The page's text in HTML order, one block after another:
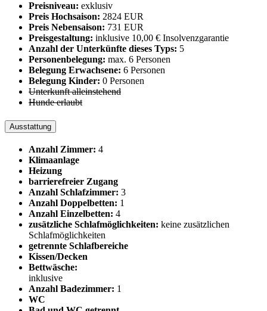
Preisniveau: exklusiv
Preis Hochsaison: 2824 EUR
Preis Nebensaison: 731 EUR
Preisgestaltung: inklusive 10,00 € Insolvenzgarantie
Anzahl der Unterkünfte dieses Typs: 5
Personenbelegung: max. 6 Personen
Belegung Erwachsene: 6 Personen
Belegung Kinder: 0 Personen
Unterkunft alleinstehend
Hunde erlaubt
Ausstattung
Anzahl Zimmer: 4
Klimaanlage
Heizung
barrierefreier Zugang
Anzahl Schlafzimmer: 3
Anzahl Doppelbetten: 1
Anzahl Einzelbetten: 4
zusätzliche Schlafmöglichkeiten: keine zusätzlichen
Schlafmöglichkeiten
getrennte Schlafbereiche
Kissen/Decken
Bettwäsche:
inklusive
Anzahl Badezimmer: 1
WC